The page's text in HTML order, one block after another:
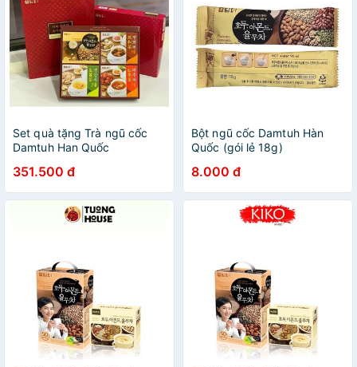
Set quà tặng Trà ngũ cốc
Damtuh Han Quốc
351.500 đ
Bột ngũ cốc Damtuh Hàn
Quốc (gói lẻ 18g)
8.000 đ